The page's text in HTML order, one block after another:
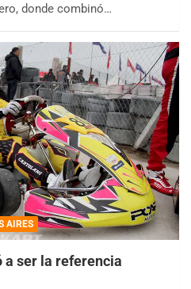
donde combinó…
AIRES
a ser la referencia